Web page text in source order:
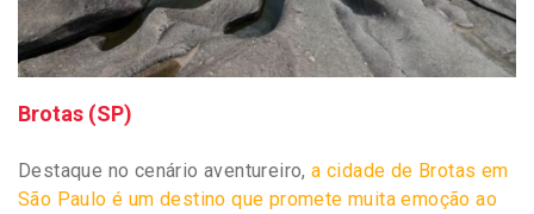
Brotas (SP)
Destaque no cenário aventureiro,a cidade de Brotas em
São Paulo é um destino que promete muita emoção ao